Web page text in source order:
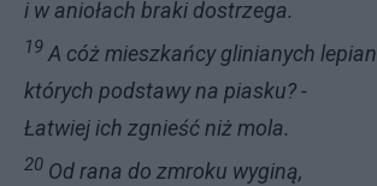
i w aniołach braki dostrzega.
19 A cóż mieszkańcy glinianych
których podstawy na piasku? -
Łatwiej ich zgnieść niż mola.
20 Od rana do zmroku wyginą,